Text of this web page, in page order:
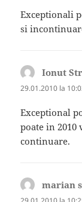
Exceptionali
si
Ionut
29.01.2010 la
Exceptional
poate in 2010
continuare.
marian